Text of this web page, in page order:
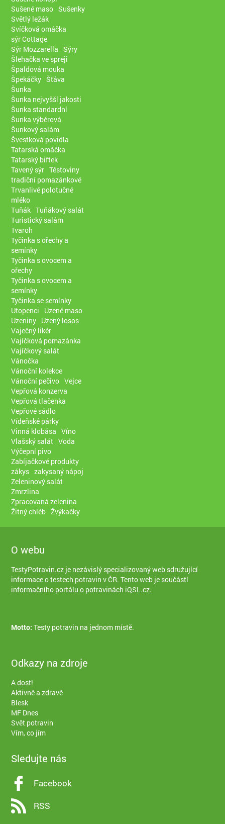
Sušené maso Sušenky
Světlý ležák
Svíčková omáčka
sýr Cottage
Sýr Mozzarella Sýry
Šlehačka ve spreji
Špaldová mouka
Špekáčky Šťáva
Šunka
Šunka nejvyšší jakosti
Šunka standardní
Šunka výběrová
Šunkový salám
Švestková povidla
Tatarská omáčka
Tatarský biftek
Tavený sýr Těstoviny
tradiční pomazánkové
Trvanlivé polotučné
mléko
Tuňák Tuňákový salát
Turistický salám
Tvaroh
Tyčinka s ořechy a
semínky
Tyčinka s ovocem a
ořechy
Tyčinka s ovocem a
semínky
Tyčinka se semínky
Utopenci
Uzené maso
Uzeniny Uzený losos
Vaječný likér
Vajíčková pomazánka
Vajíčkový salát
Vánočka
Vánoční kolekce
Vánoční pečivo Vejce
Vepřová konzerva
Vepřová tlačenka
Vepřové sádlo
Vídeňské párky
Vinná klobása Víno
Vlašský salát Voda
Výčepní pivo
Zabíjačkové produkty
zákys zakysaný nápoj
Zeleninový salát
Zmrzlina
Zpracovaná zelenina
Žitný chléb Žvýkačky
O webu
TestyPotravin.cz je nezávislý specializovaný web sdružující
informace o testech potravin v ČR. Tento web je součástí
informačního portálu o potravinách iQSL.cz.
Motto: Testy potravin na jednom místě.
Odkazy na zdroje
A dost!
Aktivně a zdravě
Blesk
MF Dnes
Svět potravin
Vím, co jím
Sledujte nás
Facebook
RSS